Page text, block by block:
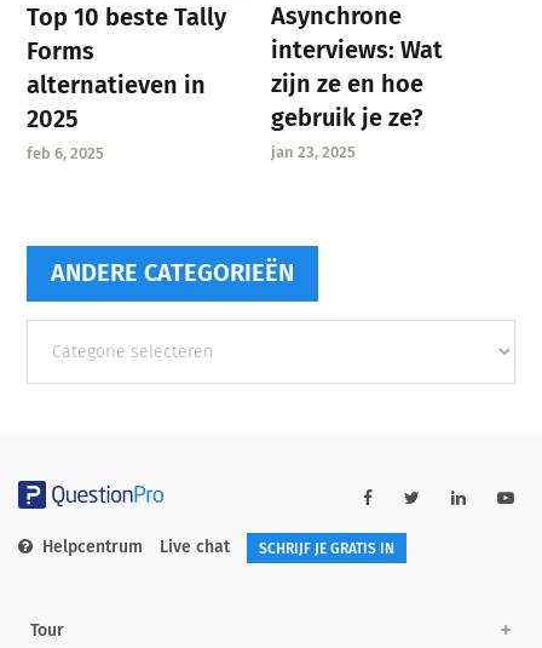
Top 10 beste Tally
Forms
alternatieven in
2025
feb 6, 2025
Asynchrone
interviews: Wat
zijn ze en hoe
gebruik je ze?
jan 23, 2025
ANDERE CATEGORIEËN
categorieën
Helpcentrum Live chat SCHRIJF JE GRATIS IN
Tour